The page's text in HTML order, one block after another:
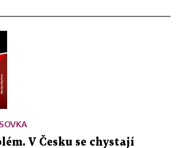
V Česku se chystají